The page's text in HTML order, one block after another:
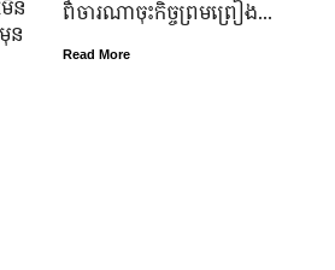
ន​
ន​
ពិចារណាចុះកិច្ចព្រមព្រៀង...
Read More